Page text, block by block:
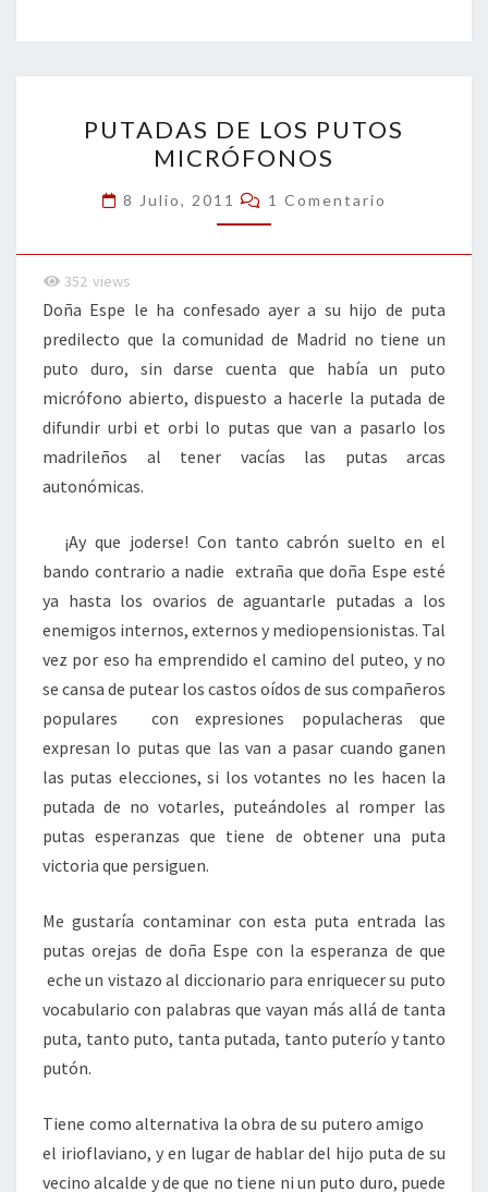
o
o
k
er dI
n
l
p
ar
tir
DE
LOS
PUTOS
MICRÓFONOS
PUTADAS DE LOS PUTOS
MICRÓFONOS
8 Julio, 2011 Comentarios
1 Comentario
352 views
Doña Espe le ha confesado ayer a su hijo de puta
predilecto que la comunidad de Madrid no tiene un
puto duro, sin darse cuenta que había un puto
micrófono abierto, dispuesto a hacerle la putada de
difundir urbi et orbi lo putas que van a pasarlo los
madrileños al tener vacías las putas arcas
autonómicas.
¡Ay que joderse! Con tanto cabrón suelto en el
bando contrario a nadie extraña que doña Espe esté
ya hasta los ovarios de aguantarle putadas a los
enemigos internos, externos y mediopensionistas. Tal
vez por eso ha emprendido el camino del puteo, y no
se cansa de putear los castos oídos de sus compañeros
populares con expresiones populacheras que
expresan lo putas que las van a pasar cuando ganen
las putas elecciones, si los votantes no les hacen la
putada de no votarles, puteándoles al romper las
putas esperanzas que tiene de obtener una puta
victoria que persiguen.
Me gustaría contaminar con esta puta entrada las
putas orejas de doña Espe con la esperanza de que
eche un vistazo al diccionario para enriquecer su puto
vocabulario con palabras que vayan más allá de tanta
puta, tanto puto, tanta putada, tanto puterío y tanto
putón.
Tiene como alternativa la obra de su putero amigo
el irioflaviano, y en lugar de hablar del hijo puta de su
vecino alcalde y de que no tiene ni un puto duro, puede